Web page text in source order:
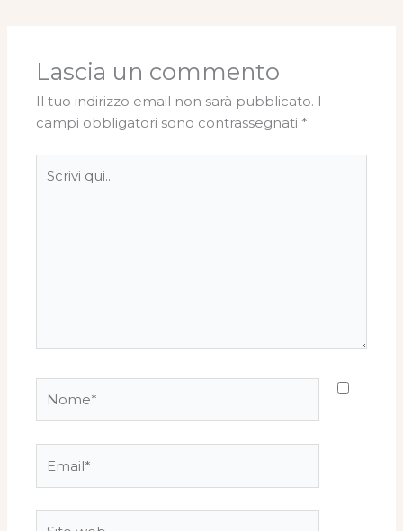
Lascia un commento
Il tuo indirizzo email non sarà pubblicato. I
campi obbligatori sono contrassegnati *
qui..